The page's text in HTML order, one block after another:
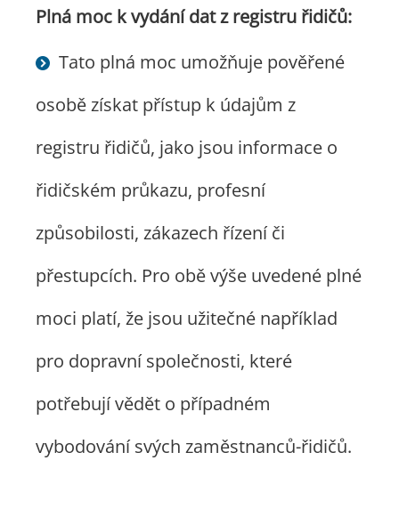
Plná moc k vydání dat z registru řidičů:
Tato plná moc umožňuje pověřené
osobě získat přístup k údajům z
registru řidičů, jako jsou informace o
řidičském průkazu, profesní
způsobilosti, zákazech řízení či
přestupcích. Pro obě výše uvedené plné
moci platí, že jsou užitečné například
pro dopravní společnosti, které
potřebují vědět o případném
vybodování svých zaměstnanců-řidičů.